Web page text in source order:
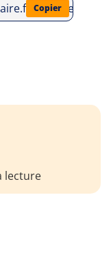
analyses-
Copier
lecture